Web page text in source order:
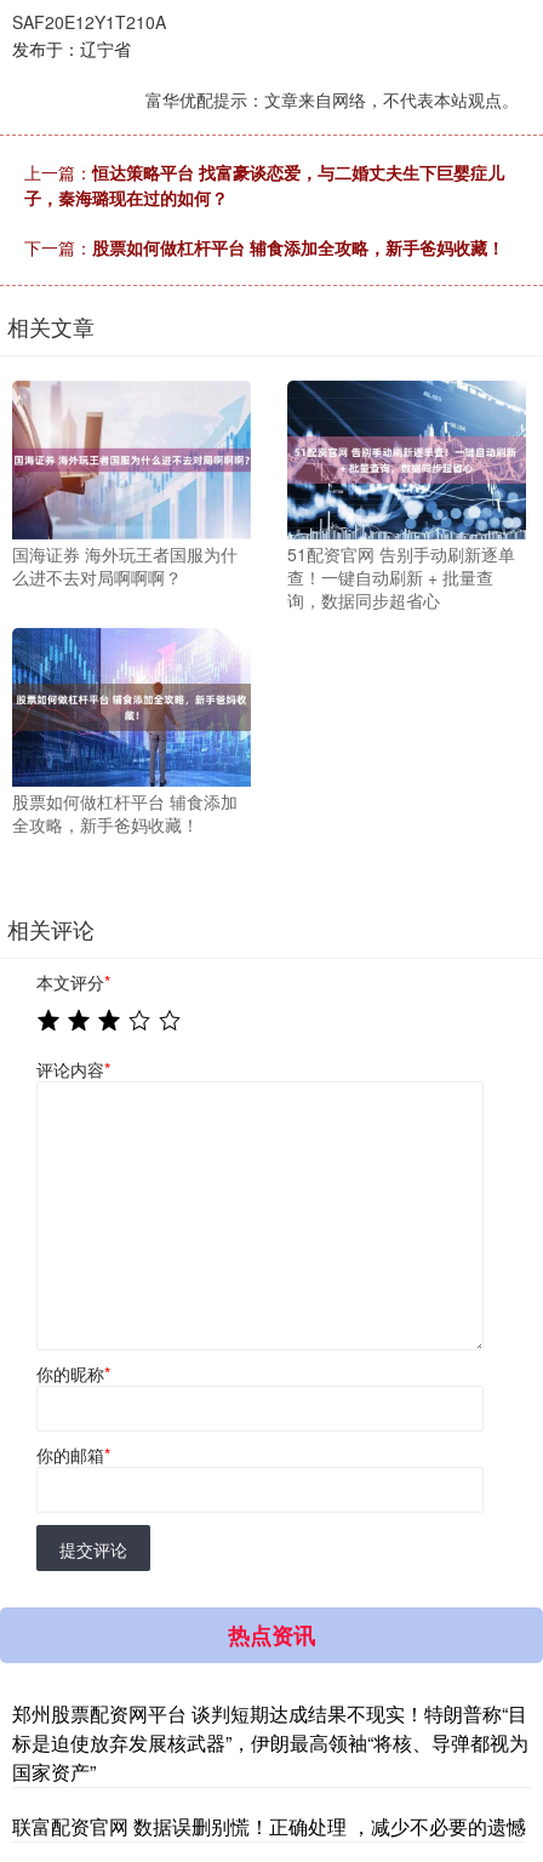
SAF20E12Y1T210A
发布于：辽宁省
富华优配提示：文章来自网络，不代表本站观点。
上一篇：恒达策略平台 找富豪谈恋爱，与二婚丈夫生下巨婴症儿
子，秦海璐现在过的如何？
下一篇： 股票如何做杠杆平台 辅食添加全攻略，新手爸妈收藏！
相关文章
国海证券 海外玩王者国服为什
么进不去对局啊啊啊？
51配资官网 告别手动刷新逐单
查！一键自动刷新 + 批量查
询，数据同步超省心
股票如何做杠杆平台 辅食添加
全攻略，新手爸妈收藏！
相关评论
本文评分*
评论内容*
你的昵称*
你的邮箱*
提交评论
热点资讯
郑州股票配资网平台 谈判短期达成结果不现实！特朗普称“目
标是迫使放弃发展核武器”，伊朗最高领袖“将核、导弹都视为
国家资产”
联富配资官网 数据误删别慌！正确处理 ，减少不必要的遗憾